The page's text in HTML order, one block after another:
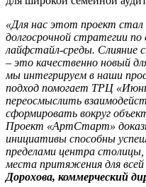
«Для нас этот проект
долгосрочной стратегии
лайфстайл-среды. Слияние
– это качественно новый
мы интегрируем в наши
подход помогает ТРЦ
переосмыслить
сформировать вокруг
Проект «АртСтарт»
инициативы способны
пределами центра
места притяжения для
Дорохова, коммерческий